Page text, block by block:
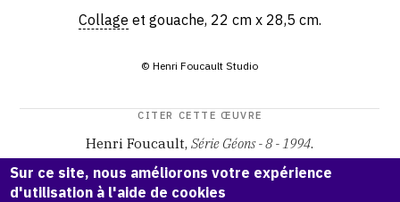
Collage et gouache, 22 cm x 28,5 cm.
© Henri Foucault Studio
CITER CETTE ŒUVRE
Henri Foucault,Série Géons - 8 - 1994.
Catalogue raisonné Henri Foucault
ark:38997/o16z
3z
Sur ce site, nous améliorons votre expérience
d'utilisation à l'aide de cookies